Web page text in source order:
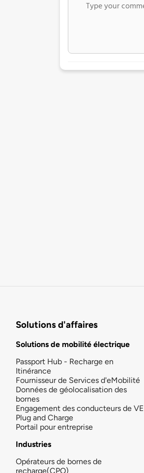
Solutions d'affaires
Solutions de mobilité électrique
Passport Hub - Recharge en
Itinérance
Fournisseur de Services d'eMobilité
Données de géolocalisation des
bornes
Engagement des conducteurs de VE
Plug and Charge
Portail pour entreprise
Industries
Opérateurs de bornes de
recharge(CPO)